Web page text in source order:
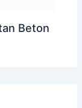
Beton